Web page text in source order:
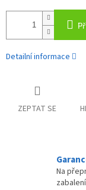
Detailní informace
ZEPTAT SE
Na